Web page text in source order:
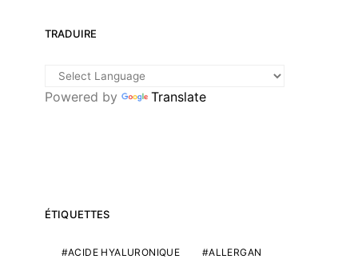
TRADUIRE
Powered by Translate
ÉTIQUETTES
ACIDE HYALURONIQUE
ALLERGAN